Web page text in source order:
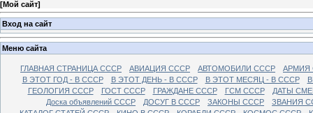
[Мой сайт]
Вход на сайт
Меню сайта
ГЛАВНАЯ СТРАНИЦА СССР АВИАЦИЯ СССР АВТОМОБИЛИ СССР
АРМИЯ
В ЭТОТ ГОД - В СССР
В ЭТОТ ДЕНЬ - В СССР В ЭТОТ МЕСЯЦ - В СССР
ГЕОЛОГИЯ СССР
ГОСТ СССР ГРАЖДАНЕ СССР ГСМ СССР
ДАТЫ
Доска объявлений СССР
ДОСУГ В СССР ЗАКОНЫ СССР
ЗВАНИЯ